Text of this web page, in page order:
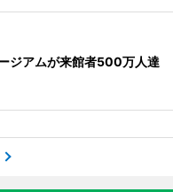
ジアムが来館者500万人達